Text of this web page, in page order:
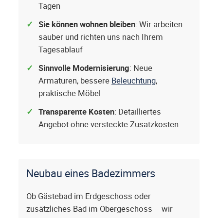
Tagen
Sie können wohnen bleiben: Wir arbeiten
sauber und richten uns nach Ihrem
Tagesablauf
Sinnvolle Modernisierung: Neue
Armaturen, bessere Beleuchtung,
praktische Möbel
Transparente Kosten: Detailliertes
Angebot ohne versteckte Zusatzkosten
Neubau eines Badezimmers
Ob Gästebad im Erdgeschoss oder
zusätzliches Bad im Obergeschoss – wir